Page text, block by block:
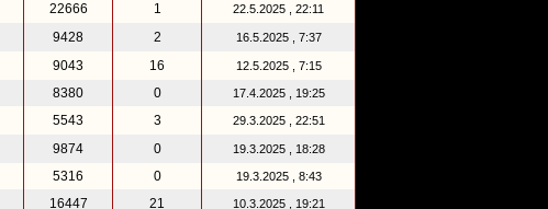
22666 1 22.5.2025 , 22:11
9428 2 16.5.2025 , 7:37
9043 16 12.5.2025 , 7:15
8380 0 17.4.2025 , 19:25
5543 3 29.3.2025 , 22:51
9874 0 19.3.2025 , 18:28
5316 0 19.3.2025 , 8:43
16447 21 10.3.2025 , 19:21